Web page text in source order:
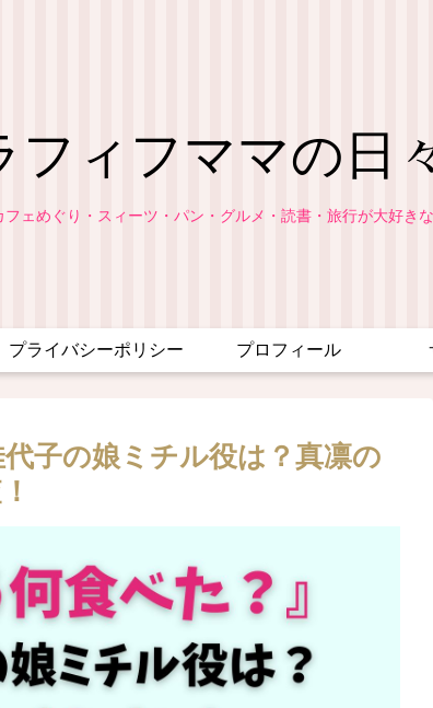
フィフママの日
フェめぐり・スィーツ・パン・グルメ・読書・旅行が大好き
プライバシーポリシー プロフィール
子の娘ミチル役は？真凛の